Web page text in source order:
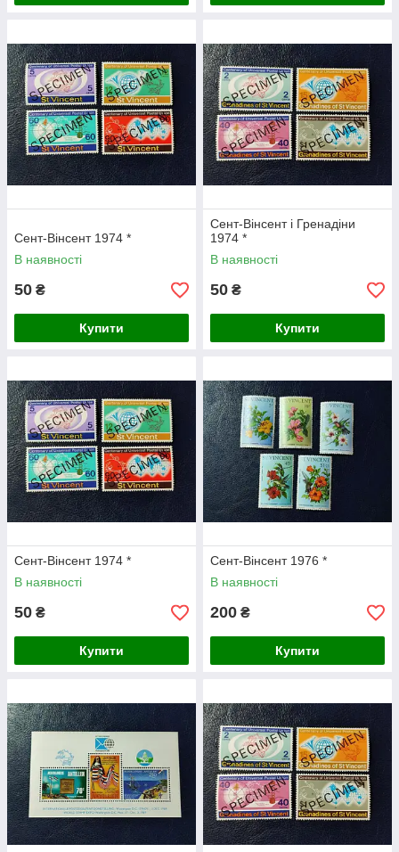
Сент-Вінсент 1974 *
В наявності
50 ₴
Купити
Сент-Вінсент і Гренадіни
1974 *
В наявності
50 ₴
Купити
Сент-Вінсент 1974 *
В наявності
50 ₴
Купити
Сент-Вінсент 1976 *
В наявності
200 ₴
Купити